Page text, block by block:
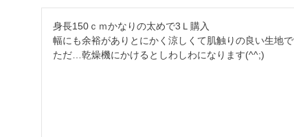
身長150ｃｍかなりの太めで3Ｌ購入
幅にも余裕がありとにかく涼しくて肌触りの良い生地
ただ…乾燥機にかけるとしわしわになります(^^;)